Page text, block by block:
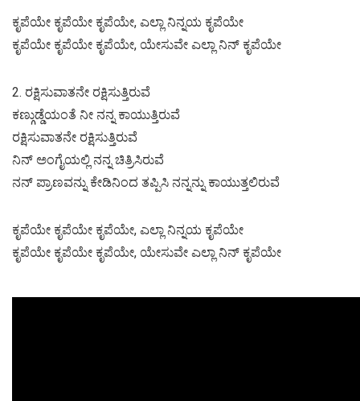
ಕೃಪೆಯೇ ಕೃಪೆಯೇ ಕೃಪೆಯೇ, ಎಲ್ಲಾ ನಿನ್ನಯ ಕೃಪೆಯೇ
ಕೃಪೆಯೇ ಕೃಪೆಯೇ ಕೃಪೆಯೇ, ಯೇಸುವೇ ಎಲ್ಲಾ ನಿನ್ ಕೃಪೆಯೇ
2. ರಕ್ಷಿಸುವಾತನೇ ರಕ್ಷಿಸುತ್ತಿರುವೆ
ಕಣ್ಗುಡ್ಡೆಯಂತೆ ನೀ ನನ್ನ ಕಾಯುತ್ತಿರುವೆ
ರಕ್ಷಿಸುವಾತನೇ ರಕ್ಷಿಸುತ್ತಿರುವೆ
ನಿನ್ ಅಂಗೈಯಲ್ಲಿ ನನ್ನ ಚಿತ್ರಿಸಿರುವೆ
ನನ್ ಪ್ರಾಣವನ್ನು ಕೇಡಿನಿಂದ ತಪ್ಪಿಸಿ ನನ್ನನ್ನು ಕಾಯುತ್ತಲಿರುವೆ
ಕೃಪೆಯೇ ಕೃಪೆಯೇ ಕೃಪೆಯೇ, ಎಲ್ಲಾ ನಿನ್ನಯ ಕೃಪೆಯೇ
ಕೃಪೆಯೇ ಕೃಪೆಯೇ ಕೃಪೆಯೇ, ಯೇಸುವೇ ಎಲ್ಲಾ ನಿನ್ ಕೃಪೆಯೇ